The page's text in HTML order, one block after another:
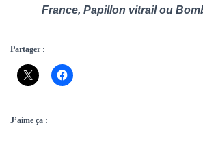
France, Papillon vitrail ou
Partager :
J’aime ça :